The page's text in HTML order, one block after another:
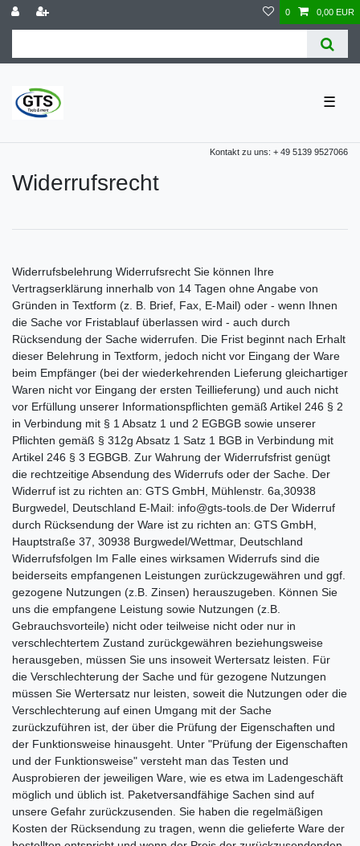
0 0,00 EUR
☰
Kontakt zu uns: + 49 5139 9527066
Widerrufs­recht
Widerrufsbelehrung Widerrufsrecht Sie können Ihre
Vertragserklärung innerhalb von 14 Tagen ohne Angabe von
Gründen in Textform (z. B. Brief, Fax, E-Mail) oder - wenn Ihnen
die Sache vor Fristablauf überlassen wird - auch durch
Rücksendung der Sache widerrufen. Die Frist beginnt nach Erhalt
dieser Belehrung in Textform, jedoch nicht vor Eingang der Ware
beim Empfänger (bei der wiederkehrenden Lieferung gleichartiger
Waren nicht vor Eingang der ersten Teillieferung) und auch nicht
vor Erfüllung unserer Informationspflichten gemäß Artikel 246 § 2
in Verbindung mit § 1 Absatz 1 und 2 EGBGB sowie unserer
Pflichten gemäß § 312g Absatz 1 Satz 1 BGB in Verbindung mit
Artikel 246 § 3 EGBGB. Zur Wahrung der Widerrufsfrist genügt
die rechtzeitige Absendung des Widerrufs oder der Sache. Der
Widerruf ist zu richten an: GTS GmbH, Mühlenstr. 6a,30938
Burgwedel, Deutschland E-Mail: info@gts-tools.de Der Widerruf
durch Rücksendung der Ware ist zu richten an: GTS GmbH,
Hauptstraße 37, 30938 Burgwedel/Wettmar, Deutschland
Widerrufsfolgen Im Falle eines wirksamen Widerrufs sind die
beiderseits empfangenen Leistungen zurückzugewähren und ggf.
gezogene Nutzungen (z.B. Zinsen) herauszugeben. Können Sie
uns die empfangene Leistung sowie Nutzungen (z.B.
Gebrauchsvorteile) nicht oder teilweise nicht oder nur in
verschlechtertem Zustand zurückgewähren beziehungsweise
herausgeben, müssen Sie uns insoweit Wertersatz leisten. Für
die Verschlechterung der Sache und für gezogene Nutzungen
müssen Sie Wertersatz nur leisten, soweit die Nutzungen oder die
Verschlechterung auf einen Umgang mit der Sache
zurückzuführen ist, der über die Prüfung der Eigenschaften und
der Funktionsweise hinausgeht. Unter "Prüfung der Eigenschaften
und der Funktionsweise" versteht man das Testen und
Ausprobieren der jeweiligen Ware, wie es etwa im Ladengeschäft
möglich und üblich ist. Paketversandfähige Sachen sind auf
unsere Gefahr zurückzusenden. Sie haben die regelmäßigen
Kosten der Rücksendung zu tragen, wenn die gelieferte Ware der